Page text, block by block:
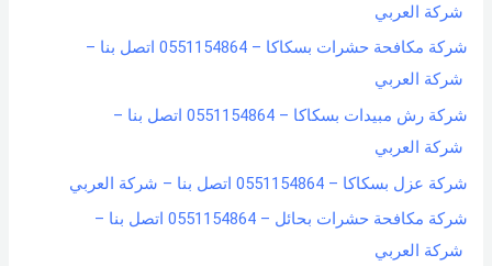
شركة العربي
شركة مكافحة حشرات بسكاكا – 0551154864 اتصل بنا –
شركة العربي
شركة رش مبيدات بسكاكا – 0551154864 اتصل بنا –
شركة العربي
شركة عزل بسكاكا – 0551154864 اتصل بنا – شركة العربي
شركة مكافحة حشرات بحائل – 0551154864 اتصل بنا –
شركة العربي